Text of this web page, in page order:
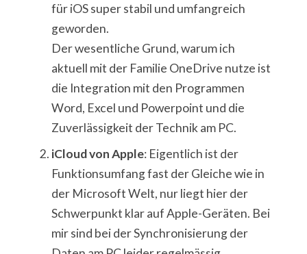
für iOS super stabil und umfangreich
geworden.
Der wesentliche Grund, warum ich
aktuell mit der Familie OneDrive nutze ist
die Integration mit den Programmen
Word, Excel und Powerpoint und die
Zuverlässigkeit der Technik am PC.
iCloud von Apple: Eigentlich ist der
Funktionsumfang fast der Gleiche wie in
der Microsoft Welt, nur liegt hier der
Schwerpunkt klar auf Apple-Geräten. Bei
mir sind bei der Synchronisierung der